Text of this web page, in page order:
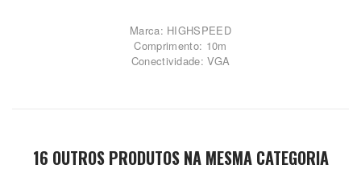
Marca: HIGHSPEED
Comprimento: 10m
Conectividade: VGA
16 OUTROS PRODUTOS NA MESMA CATEGORIA